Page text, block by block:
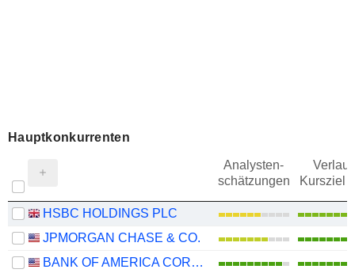
Hauptkonkurrenten
Analysten-
schätzungen
Verlauf
Kursziel
HSBC HOLDINGS PLC
JPMORGAN CHASE & CO.
BANK OF AMERICA CORPORATION